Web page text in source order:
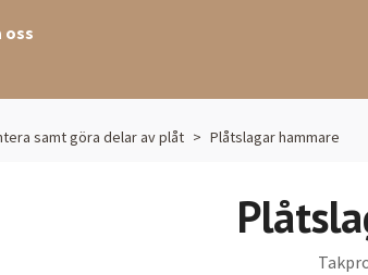
oss
samt göra delar av plåt Plåtslagar hammare